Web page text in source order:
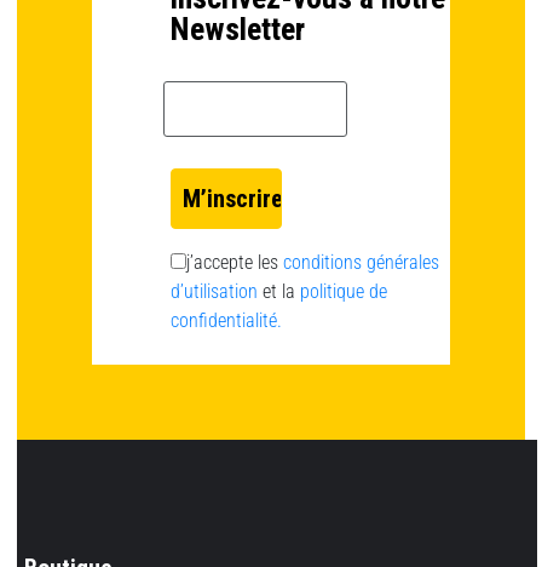
Newsletter
j’accepte les conditions générales
d’utilisation et la politique de
confidentialité.